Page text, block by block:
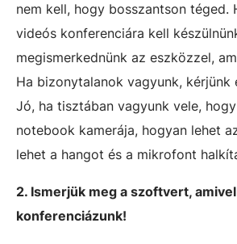
nem kell, hogy bosszantson téged.
videós konferenciára kell
megismerkednünk az eszközzel,
Ha bizonytalanok vagyunk, kérjünk
Jó, ha tisztában vagyunk vele,
notebook kamerája, hogyan lehet
lehet a hangot és a mikrofont
2. Ismerjük meg a szoftvert, amivel
konferenciázunk!